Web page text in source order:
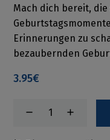
Mach dich bereit,
Erinnerungen zu
bezaubernden
3.95€